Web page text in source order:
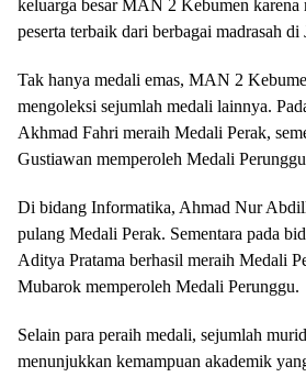
keluarga besar MAN 2 Kebumen karena
peserta terbaik dari berbagai madrasah di
Tak hanya medali emas, MAN 2
mengoleksi sejumlah medali lainnya.
Akhmad Fahri meraih Medali Perak,
Gustiawan memperoleh Medali
Di bidang Informatika, Ahmad Nur
pulang Medali Perak. Sementara pada
Aditya Pratama berhasil meraih Medali
Mubarok memperoleh Medali Perunggu.
Selain para peraih medali, sejumlah
menunjukkan kemampuan akademik